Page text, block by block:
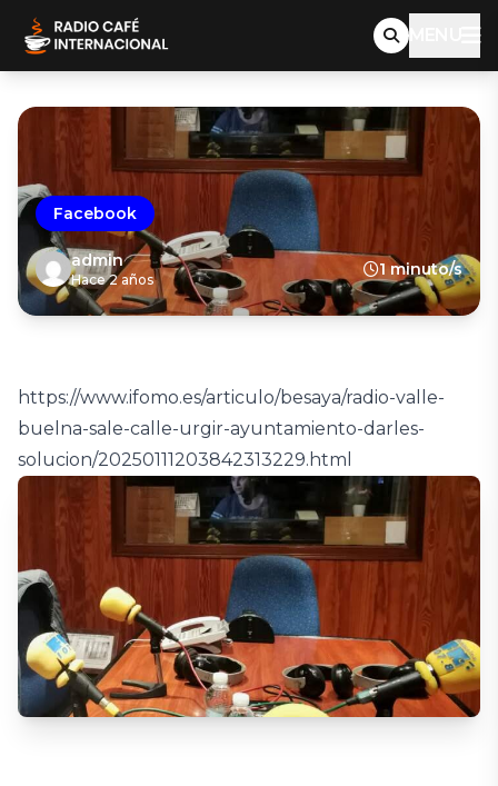
MENU
Facebook
admin
Hace 2 años
1 minuto/s
https://www.ifomo.es/articulo/besaya/radio-valle-
buelna-sale-calle-urgir-ayuntamiento-darles-
solucion/20250111203842313229.html